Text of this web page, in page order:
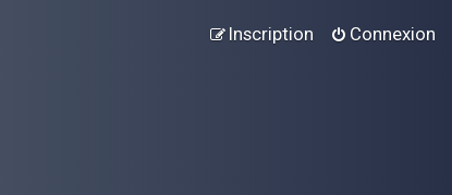
Connexion
Inscription